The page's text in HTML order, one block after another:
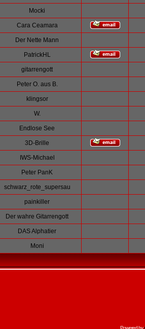
Mocki
Cara Ceamara
Der Nette Mann
PatrickHL
gitarrengott
Peter O. aus B.
klingsor
W.
Endlose See
3D-Brille
IWS-Michael
Peter PanK
schwarz_rote_supersau
painkiller
Der wahre Gitarrengott
DAS Alphatier
Moni
Powered by